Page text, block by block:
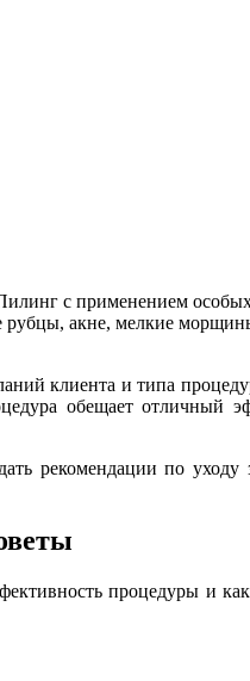
с применением
рубцы, акне, мелкие
клиента и типа
обещает отличный
рекомендации по уходу
процедуры и